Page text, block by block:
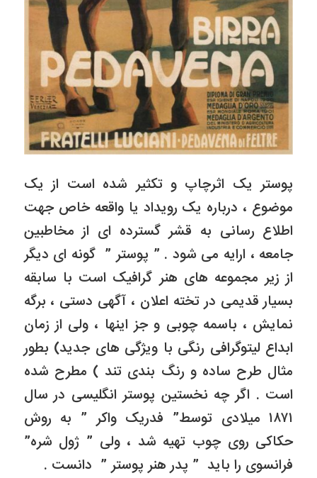
پوستر یک اثرچاپ و تکثیر شده است از یک
موضوع ، درباره یک رویداد یا واقعه خاص جهت
اطلاع رسانی به قشر گسترده ای از مخاطبین
جامعه ، ارایه می شود . ” پوستر ” گونه ای دیگر
از زیر مجموعه های هنر گرافیک است با سابقه
بسیار قدیمی در تخته اعلان ، آگهی دستی ، برگه
نمایش ، باسمه چوبی و جز اینها ، ولی از زمان
ابداع لیتوگرافی رنگی با ویژگی های جدید) بطور
مثال طرح ساده و رنگ بندی تند ) مطرح شده
است . اگر چه نخستین پوستر انگلیسی در سال
۱۸۷۱ میلادی توسط” فدریک واکر ” به روش
حکاکی روی چوب تهیه شد ، ولی ” ژول شره”
فرانسوی را باید ” پدر هنر پوستر ” دانست .